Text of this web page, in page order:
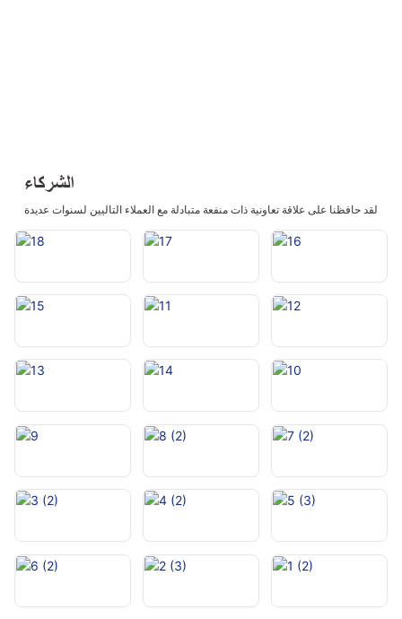
الشركاء
لقد حافظنا على علاقة تعاونية ذات منفعة متبادلة مع العملاء التاليين لسنوات عديدة